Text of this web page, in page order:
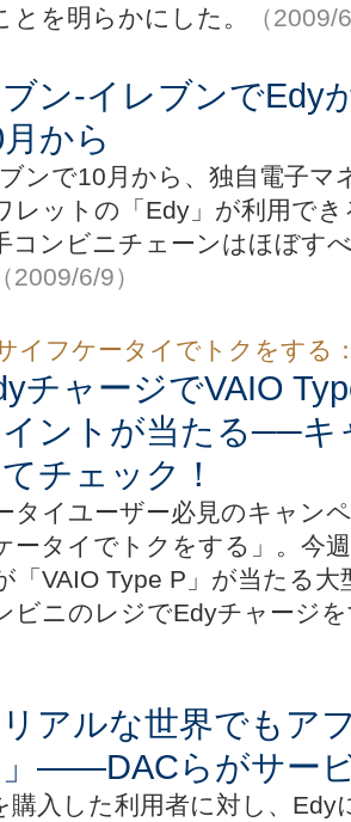
とを明らかにした。
（2009/
ン-イレブンでEdy
から
ンで10月から、独自電子マ
レットの「Edy」が利用で
コンビニチェーンはほぼす
（2009/6/9）
イフケータイでトクをする
チャージでVAIO
ントが当たる──キ
チェック！
タイユーザー必見のキャン
ータイでトクをする」。今
「VAIO Type P」が当たる
ビニのレジでEdyチャージ
リアルな世界でもア
――DACらがサー
購入した利用者に対し、